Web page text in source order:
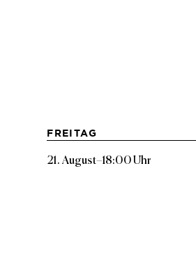
FREITAG
21. August–18:00 Uhr